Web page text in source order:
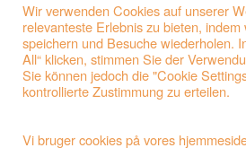
Wir verwenden Cookies auf unserer
relevanteste Erlebnis zu bieten,
speichern und Besuche wiederholen.
All“ klicken, stimmen Sie der
Sie können jedoch die "Cookie
kontrollierte Zustimmung zu erteilen.
Vi bruger cookies på vores